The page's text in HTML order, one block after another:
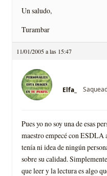
Un saludo,
Turambar
11/01/2005 a las 15:47
Elfa_
Pues yo no soy una de esas
maestro empecé con ESDLA
tení­a ni idea de ningún
sobre su calidad.
que leer y la lectura es algo